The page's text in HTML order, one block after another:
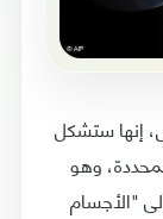
إنها ستشكل
وهو
"الأجسام